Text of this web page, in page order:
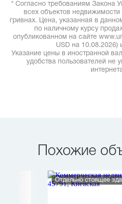
* Согласно требованиям Закона
всех объектов
гривнах. Цена, указанная в
по наличному курсу
опубликованном на сайте
USD на 10.08.2026)
Указание цены в иностранной
удобства пользователей не
Похожие
Отдельно стоящее